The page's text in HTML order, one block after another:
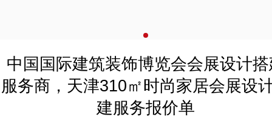
中国国际建筑装饰博览会会展设计
服务商，天津310㎡时尚家居会展设
建服务报价单